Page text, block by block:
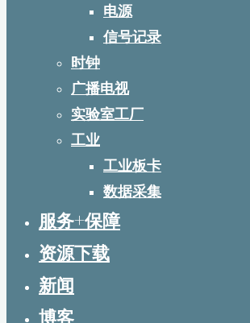
电源
信号记录
时钟
广播电视
实验室工厂
工业
工业板卡
数据采集
服务+保障
资源下载
新闻
博客